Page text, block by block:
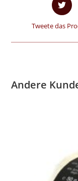
Tweete das
Andere